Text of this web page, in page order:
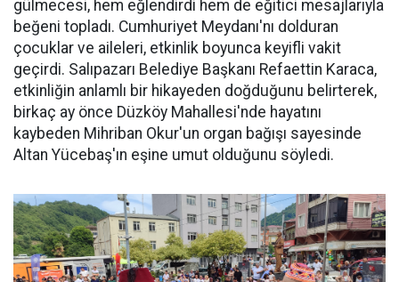
gülmecesi, hem eğlendirdi hem de eğitici mesajlarıyla
beğeni topladı. Cumhuriyet Meydanı'nı dolduran
çocuklar ve aileleri, etkinlik boyunca keyifli vakit
geçirdi. Salıpazarı Belediye Başkanı Refaettin Karaca,
etkinliğin anlamlı bir hikayeden doğduğunu belirterek,
birkaç ay önce Düzköy Mahallesi'nde hayatını
kaybeden Mihriban Okur'un organ bağışı sayesinde
Altan Yücebaş'ın eşine umut olduğunu söyledi.